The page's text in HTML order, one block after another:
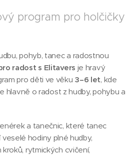
program pro holčičky
pohyb, tanec a radostnou
radost s Elitavers je hravý
pro děti ve věku 3–6 let, kde
hlavně o radost z hudby, pohybu a
a tanečnic, které tanec
veselé hodiny plné hudby,
rytmických cvičení,